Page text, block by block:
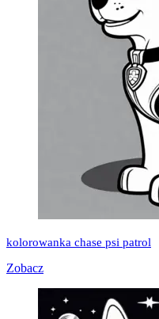
kolorowanka chase psi patrol
Zobacz